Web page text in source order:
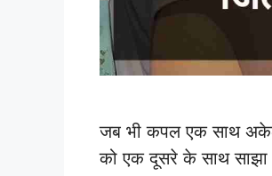
जब भी कपल एक साथ अकेले
को एक दूसरे के साथ साझा